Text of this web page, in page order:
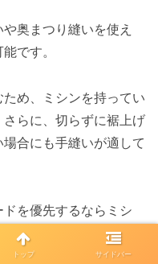
奥まつり縫いを使え
です。
め、ミシンを持ってい
らに、切らずに裾上げ
合にも手縫いが適して
を優先するならミシ
を重視するなら手縫い
イメージを明確にして
トップ サイドバー